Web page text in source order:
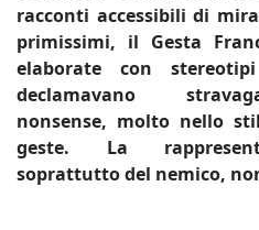
racconti accessibili di
primissimi, il Gesta
elaborate con
declamavano
nonsense, molto nello
geste. La
soprattutto del nemico,